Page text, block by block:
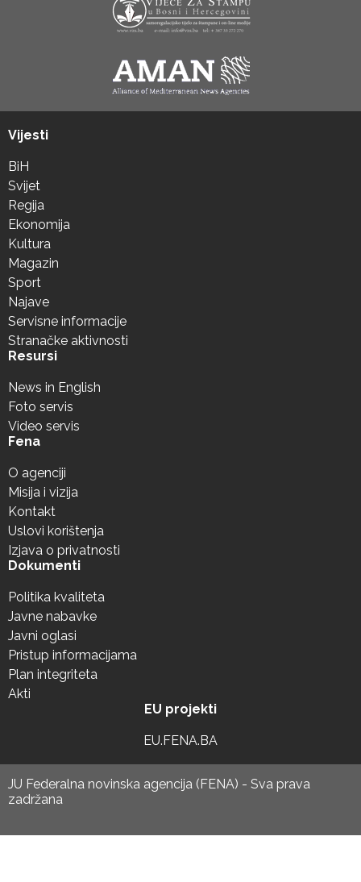
Vijesti
BiH
Svijet
Regija
Ekonomija
Kultura
Magazin
Sport
Najave
Servisne informacije
Stranačke aktivnosti
Resursi
News in English
Foto servis
Video servis
Fena
O agenciji
Misija i vizija
Kontakt
Uslovi korištenja
Izjava o privatnosti
Dokumenti
Politika kvaliteta
Javne nabavke
Javni oglasi
Pristup informacijama
Plan integriteta
Akti
EU projekti
EU.FENA.BA
JU Federalna novinska agencija (FENA) - Sva prava
zadržana